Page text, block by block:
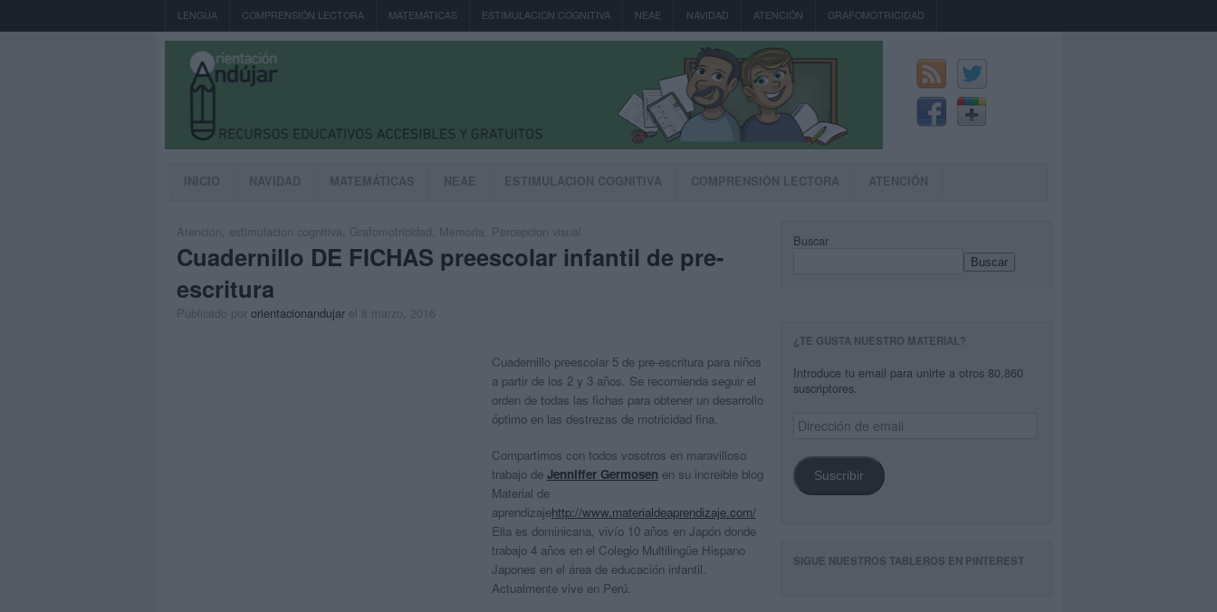
LENGUA COMPRENSIÓN LECTORA MATEMÁTICAS ESTIMULACION COGNITIVA NEAE NAVIDAD ATENCIÓN GRAFOMOTRICIDAD
INICIO NAVIDAD MATEMÁTICAS NEAE ESTIMULACION COGNITIVA COMPRENSIÓN LECTORA ATENCIÓN
Atención estimulacion cognitiva Grafomotricidad Memoria Percepcion visual
Cuadernillo DE FICHAS preescolar infantil de pre-
escritura
Publicado por orientacionandujar el 8 marzo, 2016
Cuadernillo preescolar 5 de pre-escritura para niños
a partir de los 2 y 3 años. Se recomienda seguir el
orden de todas las fichas para obtener un desarrollo
óptimo en las destrezas de motricidad fina.
Compartimos con todos vosotros en maravilloso
trabajo de Jenniffer Germosen en su increible blog
Material de
aprendizajehttp://www.materialdeaprendizaje.com/
Ella es dominicana, vivío 10 años en Japón donde
trabajo 4 años en el Colegio Multilingüe Hispano
Japones en el área de educación infantil.
Actualmente vive en Perú.
Buscar
Buscar
¿TE GUSTA NUESTRO MATERIAL?
Introduce tu email para unirte a otros 80.860
suscriptores.
Dirección
de
Suscribir
SIGUE NUESTROS TABLEROS EN PINTEREST